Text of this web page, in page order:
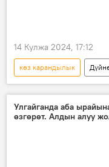
14 Кулжа 2024, 17:12
көз карандылык
АКШ
Европа
Өнүгүү
Саясат
кооптуулук
Улгайганда аба
өзгөрөт. Алдын алуу